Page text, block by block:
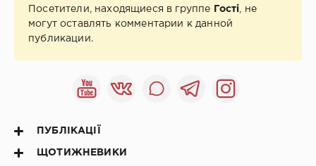
Посетители, находящиеся в группе
Гості , не
могут оставлять комментарии к данной
публикации.
ПУБЛІКАЦІЇ
ЩОТИЖНЕВИКИ